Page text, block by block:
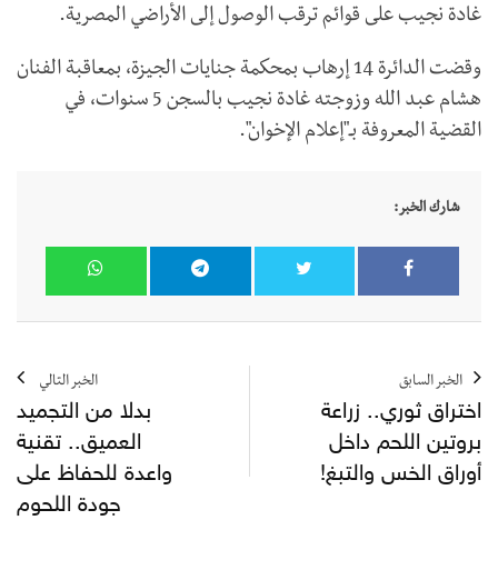
غادة نجيب على قوائم ترقب الوصول إلى الأراضي المصرية.
وقضت الدائرة 14 إرهاب بمحكمة جنايات الجيزة، بمعاقبة الفنان
هشام عبد الله وزوجته غادة نجيب بالسجن 5 سنوات، في
القضية المعروفة بـ"إعلام الإخوان".
شارك الخبر:
الخبر السابق
اختراق ثوري.. زراعة
بروتين اللحم داخل
أوراق الخس والتبغ!
الخبر التالي
بدلا من التجميد
العميق.. تقنية
واعدة للحفاظ على
جودة اللحوم